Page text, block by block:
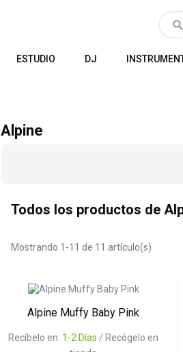
search
ESTUDIO DJ
Alpine
Todos los productos de
Mostrando 1-11 de 11 artículo(s)
Alpine Muffy Baby Pink
Recíbelo en: 1-2 Días/ Recógelo en